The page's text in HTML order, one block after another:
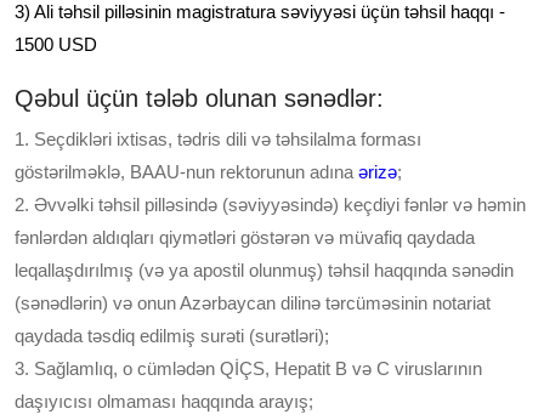
3) Ali təhsil pilləsinin magistratura səviyyəsi üçün təhsil haqqı -
1500 USD
Qəbul üçün tələb olunan sənədlər:
1. Seçdikləri ixtisas, tədris dili və təhsilalma forması
göstərilməklə, BAAU-nun rektorunun adına ərizə;
2. Əvvəlki təhsil pilləsində (səviyyəsində) keçdiyi fənlər və həmin
fənlərdən aldıqları qiymətləri göstərən və müvafiq qaydada
leqallaşdırılmış (və ya apostil olunmuş) təhsil haqqında sənədin
(sənədlərin) və onun Azərbaycan dilinə tərcüməsinin notariat
qaydada təsdiq edilmiş surəti (surətləri);
3. Sağlamlıq, o cümlədən QİÇS, Hepatit B və C viruslarının
daşıyıcısı olmaması haqqında arayış;